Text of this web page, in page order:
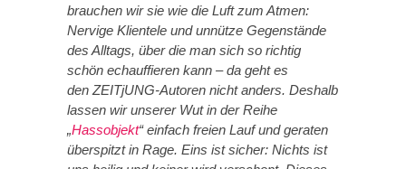
brauchen wir sie wie die Luft zum Atmen:
Nervige Klientele und unnütze Gegenstände
des Alltags, über die man sich so richtig
schön echauffieren kann – da geht es
den ZEITjUNG-Autoren nicht anders. Deshalb
lassen wir unserer Wut in der Reihe
„Hassobjekt“ einfach freien Lauf und geraten
überspitzt in Rage. Eins ist sicher: Nichts ist